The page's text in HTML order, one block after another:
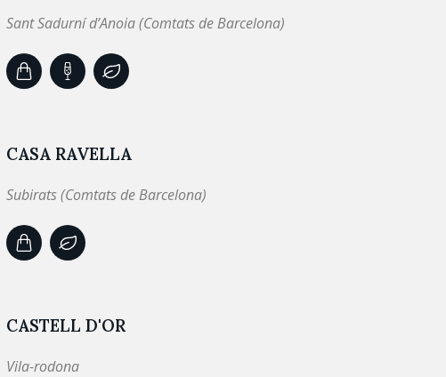
Sant Sadurní d’Anoia (Comtats de Barcelona)
CASA RAVELLA
Subirats (Comtats de Barcelona)
CASTELL D'OR
Vila-rodona